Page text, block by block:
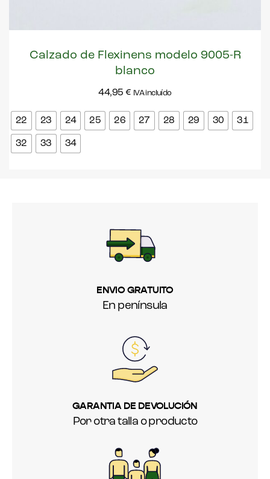
Calzado de Flexinens modelo 9005-R
blanco
44,95 € IVA incluído
22 23 24 25 26 27 28 29 30 31
32 33 34
ENVIO GRATUITO
En península
GARANTIA DE DEVOLUCIÓN
Por otra talla o producto